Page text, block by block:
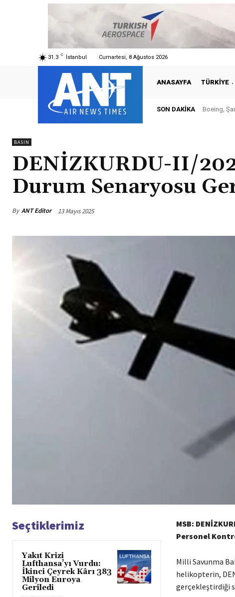
31.3 C İstanbul Cumartesi, 8 Ağustos 2026
ANASAYFA TÜRKIYE
SON DAKIKA Boeing,
BASIN
DENİZKURDU-II/
Durum Senaryosu
By ANT Editor 13 Mayıs 2025
Seçtiklerimiz
Yakıt Krizi
Lufthansa’yı Vurdu:
İkinci Çeyrek Kârı 383
Milyon Euroya
Geriledi
MSB:
Personel
Milli Savunma
helikopterin,
gerçekleştirdiği